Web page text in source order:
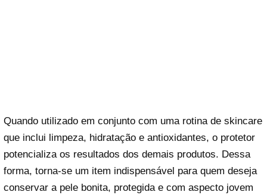
Quando utilizado em conjunto com uma rotina de skincare
que inclui limpeza, hidratação e antioxidantes, o protetor
potencializa os resultados dos demais produtos. Dessa
forma, torna-se um item indispensável para quem deseja
conservar a pele bonita, protegida e com aspecto jovem